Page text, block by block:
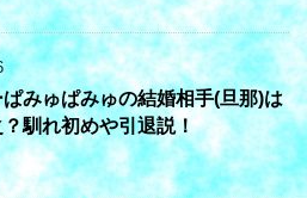
ぱみゅぱみゅの結婚相手(旦那)は
馴れ初めや引退説！